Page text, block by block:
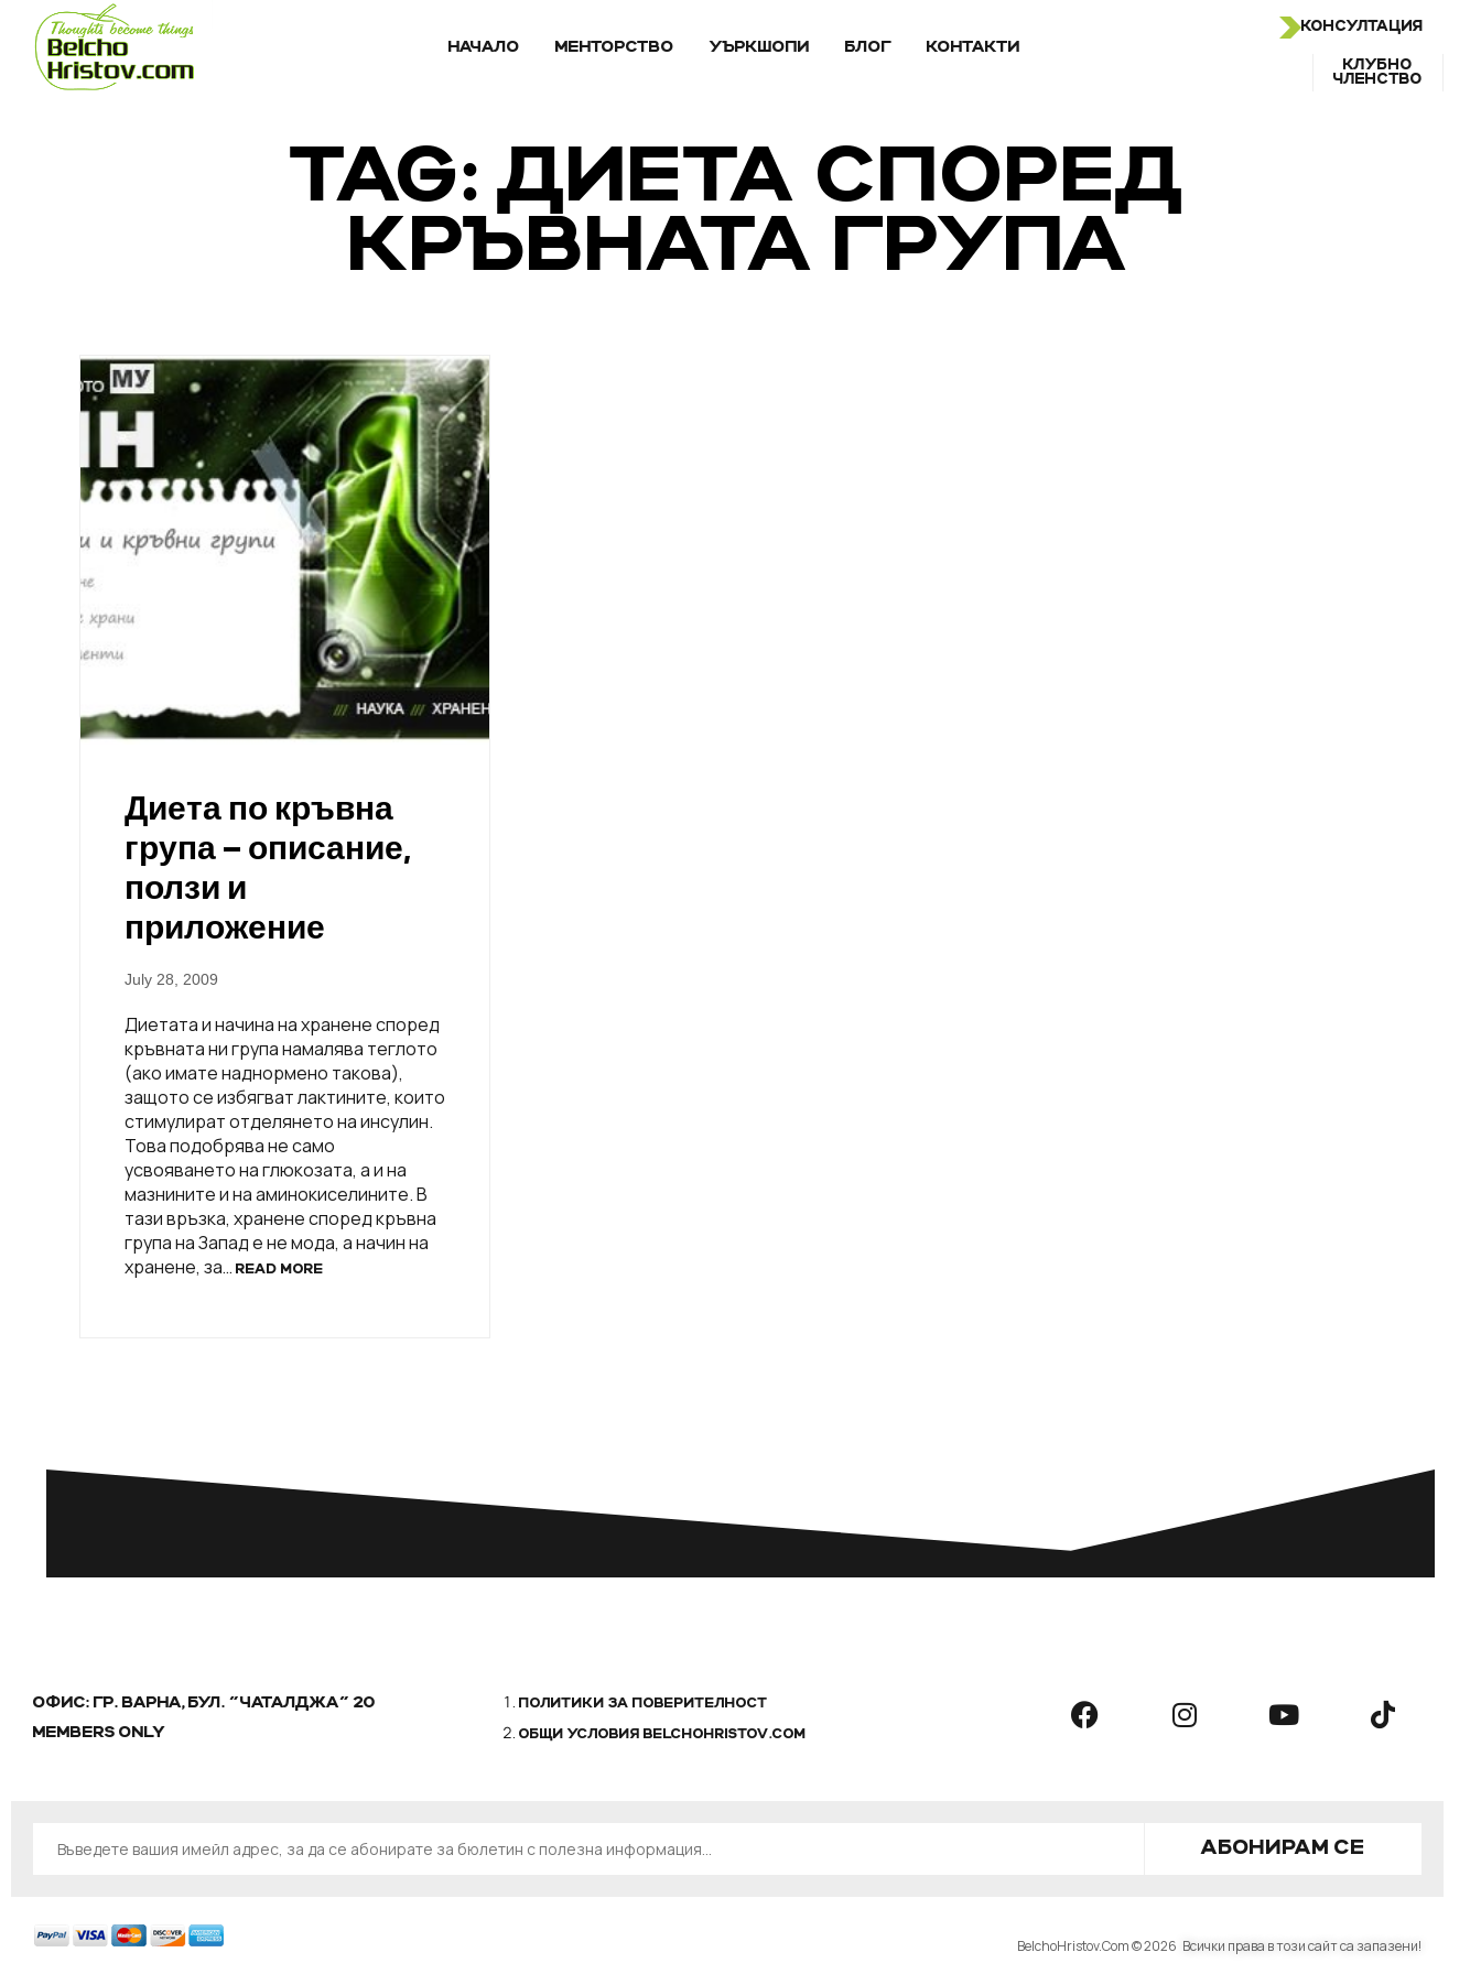
НАЧАЛО МЕНТОРСТВО УЪРКШОПИ БЛОГ КОНТАКТИ
КОНСУЛТАЦИЯ
КЛУБНО
ЧЛЕНСТВО
TAG: ДИЕТА СПОРЕД
КРЪВНАТА ГРУПА
Диета по кръвна
група – описание,
ползи и
приложение
July 28, 2009
Диетата и начина на хранене според
кръвната ни група намалява теглото
(ако имате наднормено такова),
защото се избягват лактините, които
стимулират отделянето на инсулин.
Това подобрява не само
усвояването на глюкозата, а и на
мазнините и на аминокиселините. В
тази връзка, хранене според кръвна
група на Запад е не мода, а начин на
хранене, за… READ MORE
ОФИС: ГР. ВАРНА, БУЛ. "ЧАТАЛДЖА" 20
MEMBERS ONLY
ПОЛИТИКИ ЗА ПОВЕРИТЕЛНОСТ
ОБЩИ УСЛОВИЯ BELCHOHRISTOV.COM
АБОНИРАМ СЕ
BelchoHristov.Com © 2026 Всички права в този сайт са запазени!